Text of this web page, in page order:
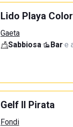
Lido Playa
Gaeta
Sabbiosa· Bar·e
Gelf Il Pirata
Fondi